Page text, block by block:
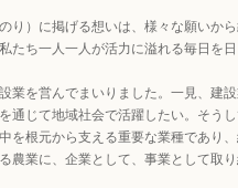
り）に掲げる想いは、様々な願いから
たち一人一人が活力に溢れる毎日を
業を営んでまいりました。一見、建
通じて地域社会で活躍したい。そう
を根元から支える重要な業種であり
農業に、企業として、事業として取